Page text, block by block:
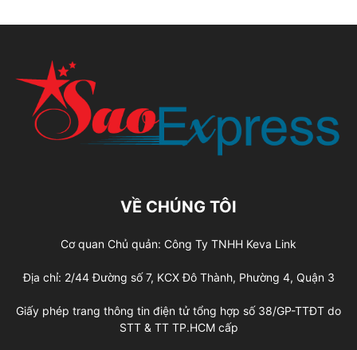
VỀ CHÚNG TÔI
Cơ quan Chủ quản: Công Ty TNHH Keva Link
Địa chỉ: 2/44 Đường số 7, KCX Đô Thành, Phường 4, Quận 3
Giấy phép trang thông tin điện tử tổng hợp số 38/GP-TTĐT do
STT & TT TP.HCM cấp